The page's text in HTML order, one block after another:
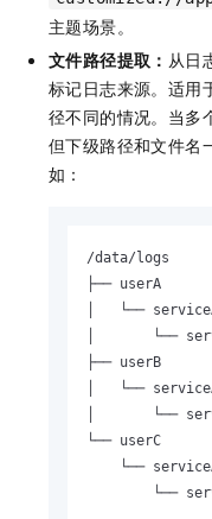
主题场景。
文件路径提取： 从日
标记日志来源。适用
径不同的情况。当多
但下级路径和文件名
如：
/data/logs
├── userA
│   └──
│       └──
├── userB
│   └──
│       └──
└── userC
└──
└──